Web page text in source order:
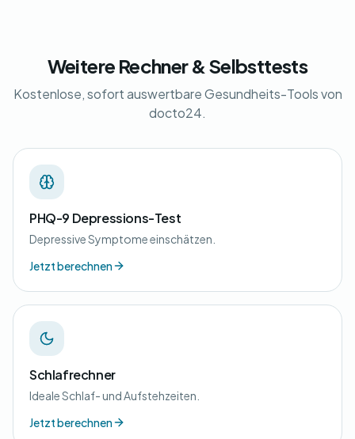
Weitere Rechner & Selbsttests
Kostenlose, sofort auswertbare Gesundheits-Tools von
docto24.
PHQ-9 Depressions-Test
Depressive Symptome einschätzen.
Jetzt berechnen
Schlafrechner
Ideale Schlaf- und Aufstehzeiten.
Jetzt berechnen